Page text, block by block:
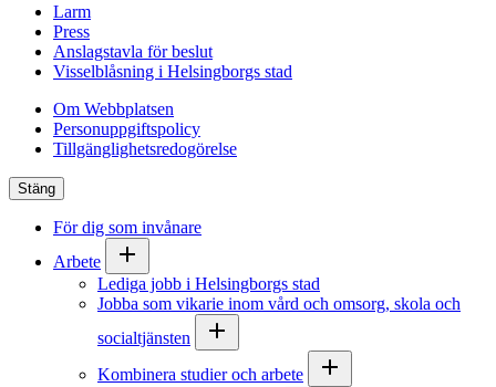
Larm
Press
Anslagstavla för beslut
Visselblåsning i Helsingborgs stad
Om Webbplatsen
Personuppgiftspolicy
Tillgänglighetsredogörelse
Stäng
För dig som invånare
Arbete
Lediga jobb i Helsingborgs stad
Jobba som vikarie inom vård och omsorg, skola och
socialtjänsten
Kombinera studier och arbete